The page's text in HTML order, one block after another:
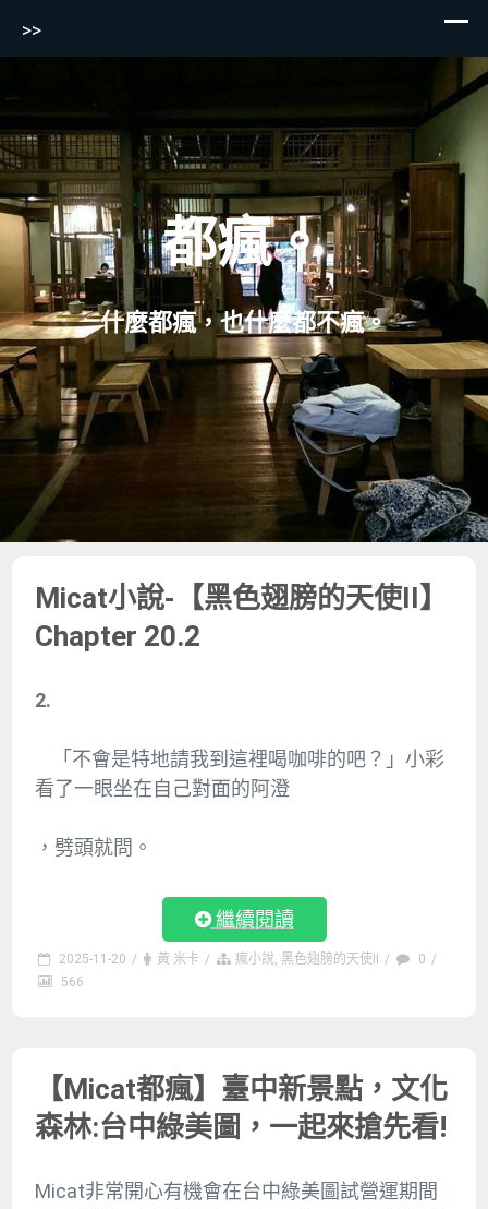
to
content
>>
都瘋。
什麼都瘋，也什麼都不瘋。
Micat小說-【黑色翅膀的天使II】
Chapter 20.2
2.
「不會是特地請我到這裡喝咖啡的吧？」小彩
看了一眼坐在自己對面的阿澄
，劈頭就問。
繼續閱讀
2025-11-20 / 黃 米卡 / 瘋小說, 黑色翅膀的天使II / 0 /
566
【Micat都瘋】臺中新景點，文化
森林:台中綠美圖，一起來搶先看!
Micat非常開心有機會在台中綠美圖試營運期間